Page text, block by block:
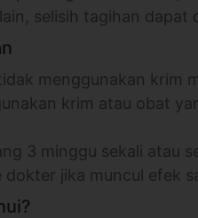
selisih tagihan dapat
menggunakan krim
krim atau obat
3 minggu sekali atau
dokter jika muncul efek